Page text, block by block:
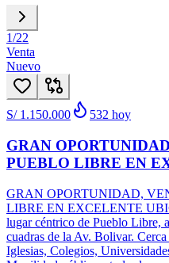
1/22
Venta
Nuevo
S/ 1.150.000 532 hoy
GRAN
PUEBLO LIBRE EN
GRAN OPORTUNIDAD,
LIBRE EN EXCELENTE
lugar céntrico de Pueblo Libre,
cuadras de la Av. Bolivar.
Iglesias, Colegios,